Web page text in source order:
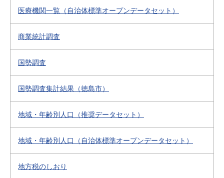
医療機関一覧（自治体標準オープンデータセット）
商業統計調査
国勢調査
国勢調査集計結果（徳島市）
地域・年齢別人口（推奨データセット）
地域・年齢別人口（自治体標準オープンデータセット）
地方税のしおり